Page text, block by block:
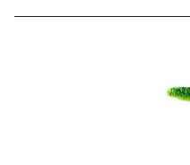
Оставьте отзыв (не
нашем сайте и получите
текстовый отзыв или